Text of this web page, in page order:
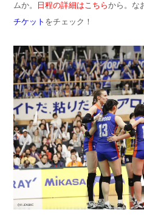
ムか。
日程の詳細はこちらから。な
チケット をチェック！